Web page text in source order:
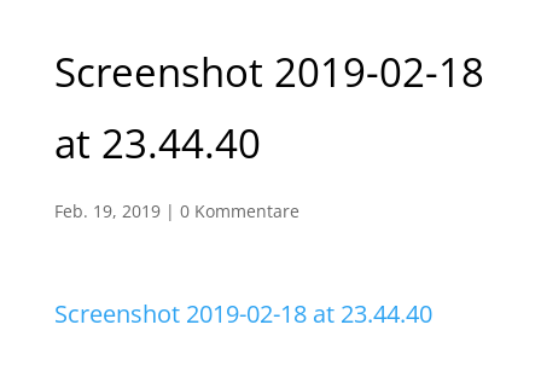
Screenshot 2019-02-18
at 23.44.40
Feb. 19, 2019| 0 Kommentare
Screenshot 2019-02-18 at 23.44.40